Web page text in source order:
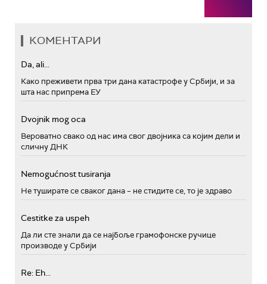
КОМЕНТАРИ
Da, ali...
Како преживети прва три дана катастрофе у Србији, и за
шта нас припрема ЕУ
Dvojnik mog oca
Вероватно свако од нас има свог двојника са којим дели и
сличну ДНК
Nemogućnost tusiranja
Не туширате се сваког дана – не стидите се, то је здраво
Cestitke za uspeh
Да ли сте знали да се најбоље грамофонске ручице
производе у Србији
Re: Eh...